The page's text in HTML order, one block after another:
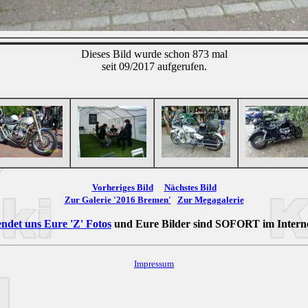
Dieses Bild wurde schon 873 mal
seit 09/2017 aufgerufen.
Vorheriges Bild
Nächstes Bild
Zur Galerie '2016 Bremen'
Zur Megagalerie
uns Eure 'Z' Fotosund Eure Bilder sind SOFORTim
Impressum